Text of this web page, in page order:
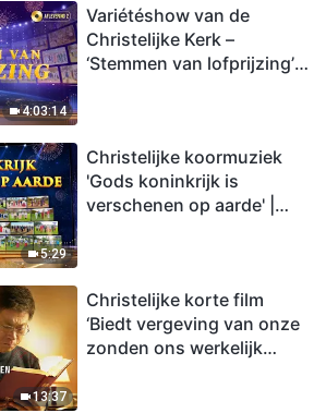
4:03:14
Variétéshow van de
Christelijke Kerk –
‘Stemmen van lofprijzing’,
5:29
Christelijke koormuziek
'Gods koninkrijk is
verschenen op aarde' |
13:37
Christelijke korte film
‘Biedt vergeving van onze
zonden ons werkelijk